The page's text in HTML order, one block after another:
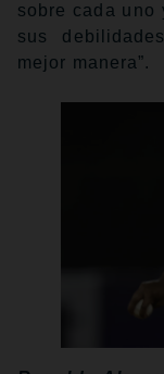
sobre cada uno
sus
mejor manera”.